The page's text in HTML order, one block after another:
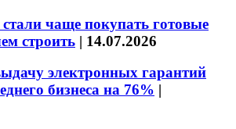
чаще покупать готовые
строить | 14.07.2026
электронных гарантий
бизнеса на 76% |